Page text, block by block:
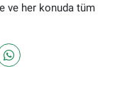
ve her konuda tüm